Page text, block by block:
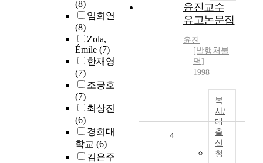
(8)
임희연
(8)
Zola,
Émile (7)
한재영
(7)
조긍호
(7)
최상진
(6)
경희대
학교 (6)
김은주
윤진교수
유고논문집
윤진
[발행처불
명]
1998
복
사/
대
출
신
청
4